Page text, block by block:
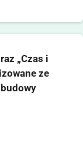
„Czas i
ze